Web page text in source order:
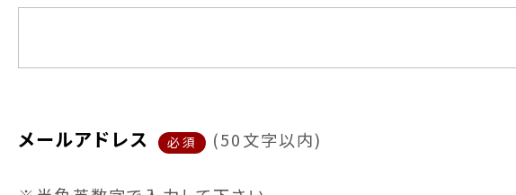
メールアドレス 必須 (50文字以内)